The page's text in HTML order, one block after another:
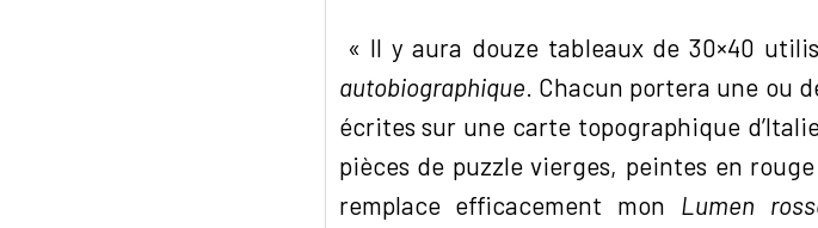
« Il y aura douze tableaux de 30×40
autobiographique. Chacun portera une ou
écrites sur une carte topographique
pièces de puzzle vierges, peintes en
remplace efficacement mon Lumen